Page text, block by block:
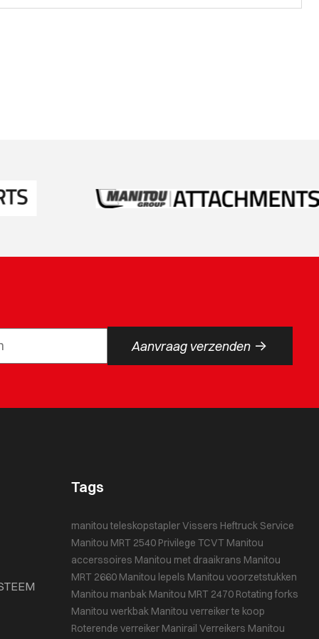
Aanvraag verzenden ->
Tags
manitou teleskopstaplerVissers Heftruck Service
Manitou MRT 2540 Privilege TCVT Manitou
accerssoires Manitou met draaikrans Manitou
MRT 2660 Manitou lepels Manitou voorzetstukken
Manitou manbak Manitou MRT 2470 Rotating forks
Manitou werkbak Manitou verreiker te koop
Roterende verreiker Manirail Verreikers Manitou